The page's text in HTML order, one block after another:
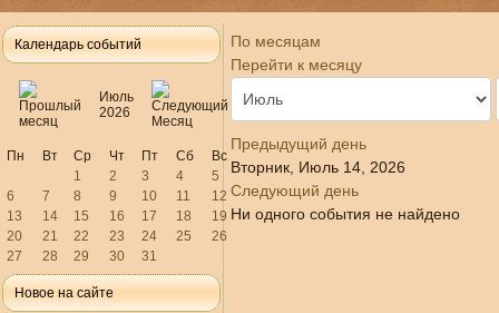
Календарь событий
Июль
2026
Пн Вт Ср Чт Пт Сб
Вс
1
2 3 4
5
6
7 8 9 10 11
12
13
14 15 16 17 18
19
20
21 22 23 24 25
26
27
28 29 30 31
Новое на сайте
По месяцам
Перейти к месяцу
Предыдущий день
Вторник, Июль 14, 2026
Следующий день
Ни одного события не найдено